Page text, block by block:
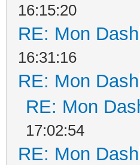
16:15:20
RE: Mon
16:31:16
RE: Mon
RE: Mon
17:02:54
RE: Mon